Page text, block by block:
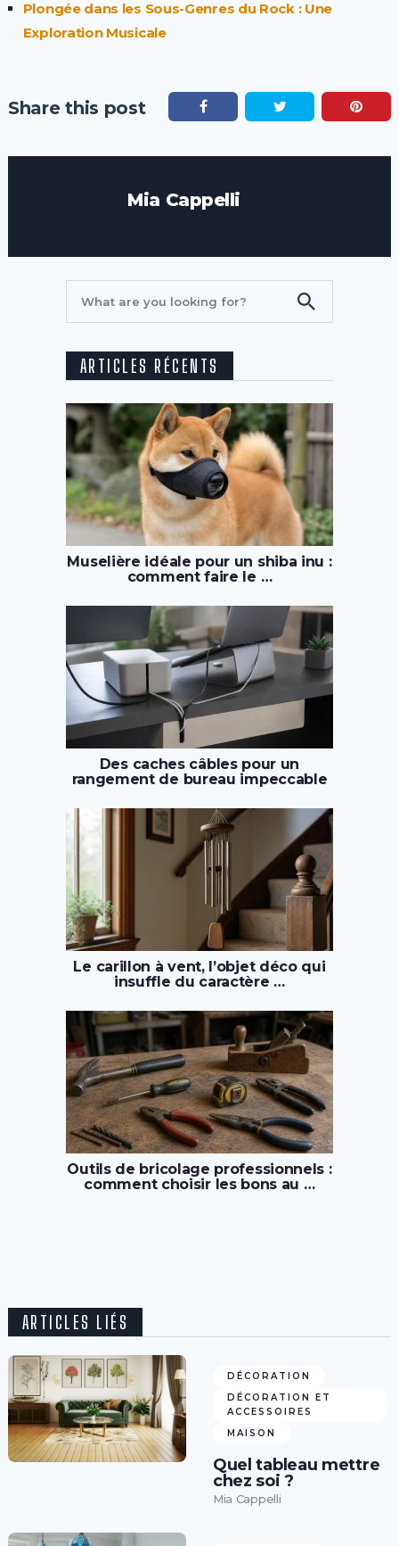
Plongée dans les Sous-Genres du Rock : Une
Exploration Musicale
Share this post
Mia Cappelli
ARTICLES RÉCENTS
Muselière idéale pour un shiba inu :
comment faire le …
Des caches câbles pour un
rangement de bureau impeccable
Le carillon à vent, l’objet déco qui
insuffle du caractère …
Outils de bricolage professionnels :
comment choisir les bons au …
ARTICLES LIÉS
DÉCORATION
DÉCORATION ET
ACCESSOIRES
MAISON
Quel tableau mettre
chez soi ?
Mia Cappelli